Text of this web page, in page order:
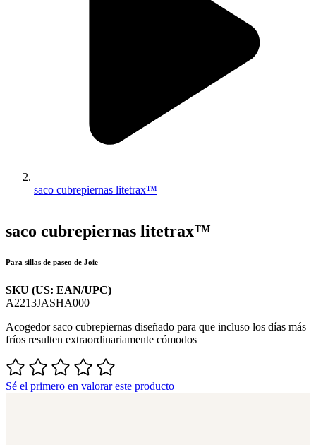
saco cubrepiernas litetrax™
saco cubrepiernas litetrax™
Para sillas de paseo de Joie
SKU (US: EAN/UPC)
A2213JASHA000
Acogedor saco cubrepiernas diseñado para que incluso los días más
fríos resulten extraordinariamente cómodos
Sé el primero en valorar este producto